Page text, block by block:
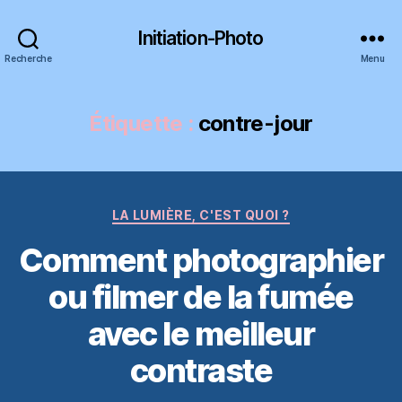
Recherche
Initiation-Photo
Menu
Étiquette : contre-jour
Catégories
LA LUMIÈRE, C'EST QUOI ?
Comment photographier
ou filmer de la fumée
avec le meilleur
contraste